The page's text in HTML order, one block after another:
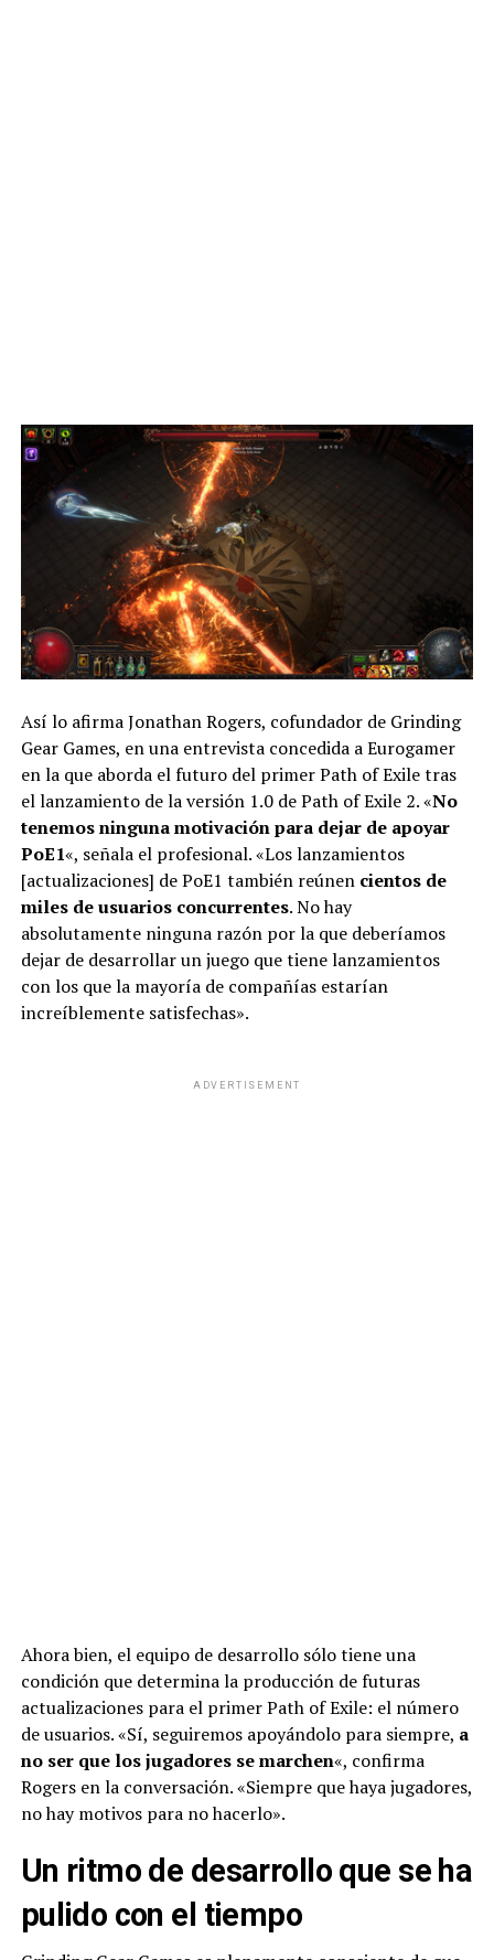
Así lo afirma Jonathan Rogers, cofundador de Grinding
Gear Games, en una entrevista concedida a Eurogamer
en la que aborda el futuro del primer Path of Exile tras
el lanzamiento de la versión 1.0 de Path of Exile 2. «No
tenemos ninguna motivación para dejar de apoyar
PoE1«, señala el profesional. «Los lanzamientos
[actualizaciones] de PoE1 también reúnen cientos de
miles de usuarios concurrentes. No hay
absolutamente ninguna razón por la que deberíamos
dejar de desarrollar un juego que tiene lanzamientos
con los que la mayoría de compañías estarían
increíblemente satisfechas».
ADVERTISEMENT
Ahora bien, el equipo de desarrollo sólo tiene una
condición que determina la producción de futuras
actualizaciones para el primer Path of Exile: el número
de usuarios. «Sí, seguiremos apoyándolo para siempre, a
no ser que los jugadores se marchen«, confirma
Rogers en la conversación. «Siempre que haya jugadores,
no hay motivos para no hacerlo».
Un ritmo de desarrollo que se ha
pulido con el tiempo